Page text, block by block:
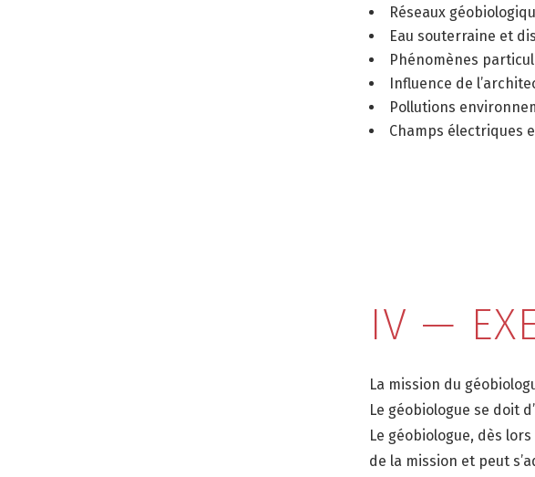
Réseaux
Eau souterraine et
Phénomènes
Influence de
Pollutions
Champs électriques
IV —
La mission du
Le géobiologue se doit
Le géobiologue, dès
de la mission et peut